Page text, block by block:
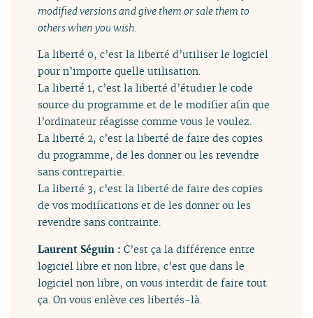
modified versions and give them or sale them to
others when you wish.
La liberté 0, c’est la liberté d’utiliser le logiciel
pour n’importe quelle utilisation.
La liberté 1, c’est la liberté d’étudier le code
source du programme et de le modifier afin que
l’ordinateur réagisse comme vous le voulez.
La liberté 2, c’est la liberté de faire des copies
du programme, de les donner ou les revendre
sans contrepartie.
La liberté 3, c’est la liberté de faire des copies
de vos modifications et de les donner ou les
revendre sans contrainte.
Laurent Séguin :C’est ça la différence entre
logiciel libre et non libre, c’est que dans le
logiciel non libre, on vous interdit de faire tout
ça. On vous enlève ces libertés-là.